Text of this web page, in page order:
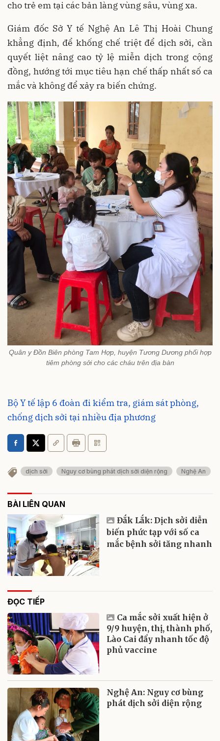
cho trẻ em tại các bản làng vùng sâu, vùng xa.
Giám đốc Sở Y tế Nghệ An Lê Thị Hoài Chung
khẳng định, để khống chế triệt để dịch sởi, cần
quyết liệt nâng cao tỷ lệ miễn dịch trong cộng
đồng, hướng tới mục tiêu hạn chế thấp nhất số ca
mắc và không để xảy ra biến chứng.
Quân y Đồn Biên phòng Tam Hợp, huyện Tương Dương phối hợp
tiêm phòng sởi cho các cháu trên địa bàn
Bộ Y tế lập 6 đoàn đi kiểm tra, giám sát phòng,
chống dịch sởi tại nhiều địa phương
dịch sởi Nguy cơ bùng phát dịch sởi diện rộng Nghệ An
BÀI LIÊN QUAN
Đắk Lắk: Dịch sởi diễn
biến phức tạp với số ca
mắc bệnh sởi tăng nhanh
ĐỌC TIẾP
Ca mắc sởi xuất hiện ở
9/9 huyện, thị, thành phố,
Lào Cai đẩy nhanh tốc độ
phủ vaccine
Nghệ An: Nguy cơ bùng
phát dịch sởi diện rộng